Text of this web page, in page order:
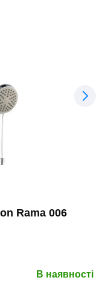
Rama 006
В наявності